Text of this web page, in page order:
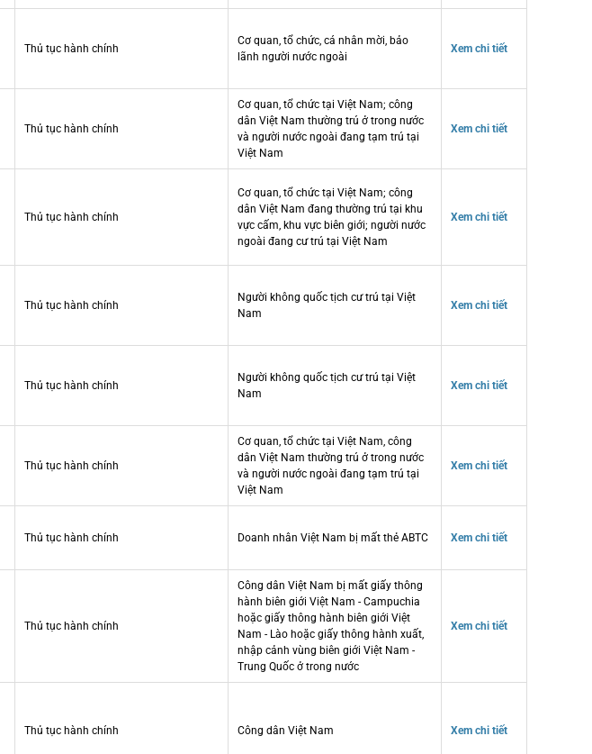
Thủ tục hành chính
Cơ quan, tổ chức, cá nhân mời, bảo
lãnh người nước ngoài
Xem chi tiết
Thủ tục hành chính
Cơ quan, tổ chức tại Việt Nam; công
dân Việt Nam thường trú ở trong nước
và người nước ngoài đang tạm trú tại
Việt Nam
Xem chi tiết
Thủ tục hành chính
Cơ quan, tổ chức tại Việt Nam; công
dân Việt Nam đang thường trú tại khu
vực cấm, khu vực biên giới; người nước
ngoài đang cư trú tại Việt Nam
Xem chi tiết
Thủ tục hành chính
Người không quốc tịch cư trú tại Việt
Nam
Xem chi tiết
Thủ tục hành chính
Người không quốc tịch cư trú tại Việt
Nam
Xem chi tiết
Thủ tục hành chính
Cơ quan, tổ chức tại Việt Nam, công
dân Việt Nam thường trú ở trong nước
và người nước ngoài đang tạm trú tại
Việt Nam
Xem chi tiết
Thủ tục hành chính Doanh nhân Việt Nam bị mất thẻ ABTC Xem chi tiết
Thủ tục hành chính
Công dân Việt Nam bị mất giấy thông
hành biên giới Việt Nam - Campuchia
hoặc giấy thông hành biên giới Việt
Nam - Lào hoặc giấy thông hành xuất,
nhập cảnh vùng biên giới Việt Nam -
Trung Quốc ở trong nước
Xem chi tiết
Thủ tục hành chính Công dân Việt Nam Xem chi tiết